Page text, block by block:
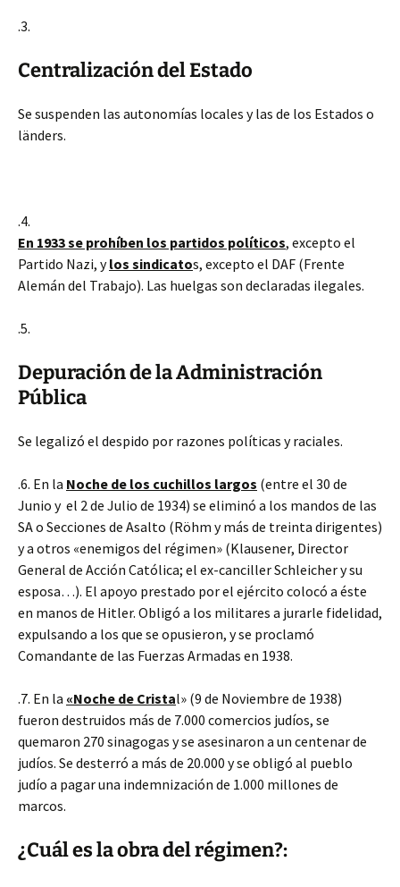
.3.
Centralización del Estado
Se suspenden las autonomías locales y las de los Estados o
länders.
.4.
En 1933 se prohíben los partidos políticos, excepto el
Partido Nazi, ylos sindicatos, excepto el DAF (Frente
Alemán del Trabajo). Las huelgas son declaradas ilegales.
.5.
Depuración de la Administración
Pública
Se legalizó el despido por razones políticas y raciales.
.6. En la Noche de los cuchillos largos (entre el 30 de
Junio y el 2 de Julio de 1934) se eliminó a los mandos de las
SA o Secciones de Asalto (Röhm y más de treinta dirigentes)
y a otros «enemigos del régimen» (Klausener, Director
General de Acción Católica; el ex-canciller Schleicher y su
esposa…). El apoyo prestado por el ejército colocó a éste
en manos de Hitler. Obligó a los militares a jurarle fidelidad,
expulsando a los que se opusieron, y se proclamó
Comandante de las Fuerzas Armadas en 1938.
.7. En la «Noche de Cristal» (9 de Noviembre de 1938)
fueron destruidos más de 7.000 comercios judíos, se
quemaron 270 sinagogas y se asesinaron a un centenar de
judíos. Se desterró a más de 20.000 y se obligó al pueblo
judío a pagar una indemnización de 1.000 millones de
marcos.
¿Cuál es la obra del régimen?: